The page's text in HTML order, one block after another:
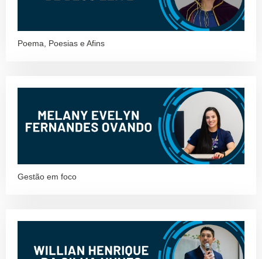
Poema, Poesias e Afins
Gestão em foco